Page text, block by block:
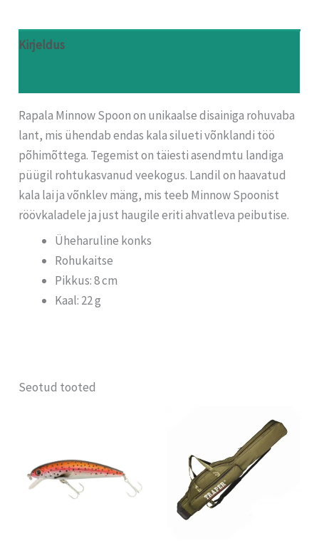
Kirjeldus
Rapala Minnow Spoon on unikaalse disainiga rohuvaba
lant, mis ühendab endas kala silueti võnklandi töö
põhimõttega. Tegemist on täiesti asendmtu landiga
püügil rohtukasvanud veekogus. Landil on haavatud
kala lai ja võnklev mäng, mis teeb Minnow Spoonist
röövkaladele ja just haugile eriti ahvatleva peibutise.
Üheharuline konks
Rohukaitse
Pikkus: 8 cm
Kaal: 22 g
Seotud tooted